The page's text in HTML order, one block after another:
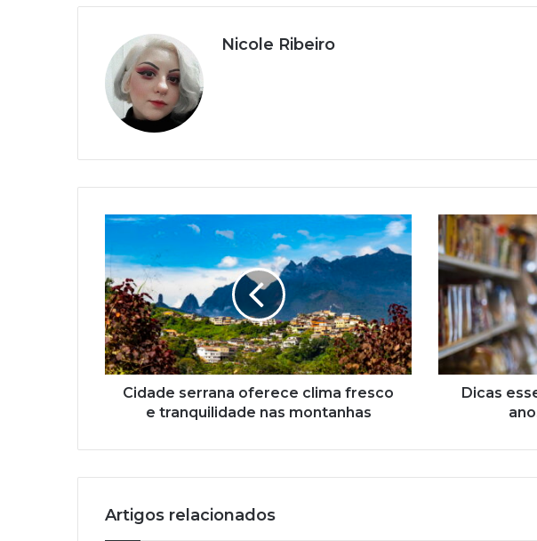
Nicole Ribeiro
Cidade
oferece
clima
fresco
e
tranquilidade
nas
montanhas
Cidade serrana oferece clima fresco
e tranquilidade nas montanhas
Dicas
essenciais
para
tem
60
anos
e
vai
Dicas
Artigos relacionados